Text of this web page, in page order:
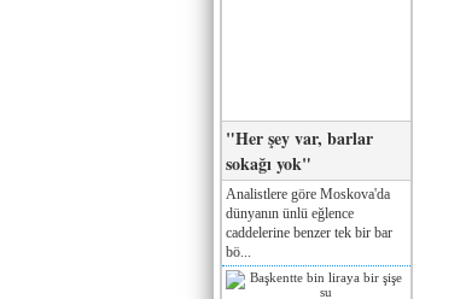
"Her şey var, barlar
sokağı yok"
Analistlere göre Moskova'da
dünyanın ünlü eğlence
caddelerine benzer tek bir bar
bö...